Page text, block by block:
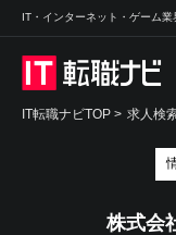
IT・インターネット・ゲーム業
IT転職ナビTOP > 求人検
株式会